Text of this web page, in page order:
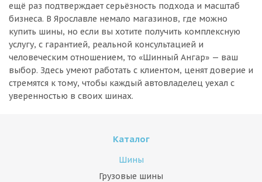
ещё раз подтверждает серьёзность подхода и масштаб
бизнеса. В Ярославле немало магазинов, где можно
купить шины, но если вы хотите получить комплексную
услугу, с гарантией, реальной консультацией и
человеческим отношением, то «Шинный Ангар» — ваш
выбор. Здесь умеют работать с клиентом, ценят доверие и
стремятся к тому, чтобы каждый автовладелец уехал с
уверенностью в своих шинах.
Каталог
Шины
Грузовые шины